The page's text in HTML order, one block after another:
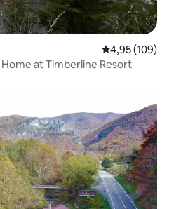
Średnia
4,95 (109)
at Timberline Resort